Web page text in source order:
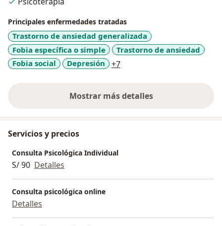
la violencia, agresividad y ciberbullying - Centro de
Arte y Terapia Matisse. *Terapeuta Lúdica: Psicoterapia
basada en el juego - Escuela Internacional de
Psicología PsicoPerú en asociación con la Universidad
Nacional de San Agustín.
Principales enfermedades tratadas
Trastorno de ansiedad generalizada
Fobia específica o simple
Trastorno de ansiedad
Fobia social
Depresión +7a11y_sr_more_diseases
Mostrar más detalles
sobre la experiencia
Servicios y precios
Consulta Psicológica Individual
S/ 90 Detalles
Consulta psicológica online
Detalles